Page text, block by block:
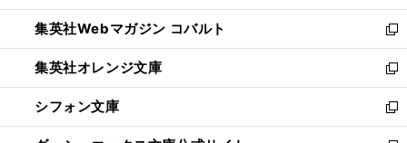
開
く
ウ
で
開
く
ン
ド
ウ
で
開
く
ウ
ィ
ン
ド
ウ
で
開
集英社Webマガジン コバルト
新
し
い
ウ
ィ
ン
集英社オレンジ文庫
新
し
い
ウ
シフォン文庫
新
し